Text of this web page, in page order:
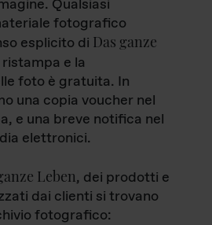
Qualsiasi
fotografico
esplicito di Das ganze
e la
foto è gratuita. In
una copia voucher nel
e una breve notifica nel
elettronici.
Leben, dei prodotti e
dai clienti si trovano
fotografico: